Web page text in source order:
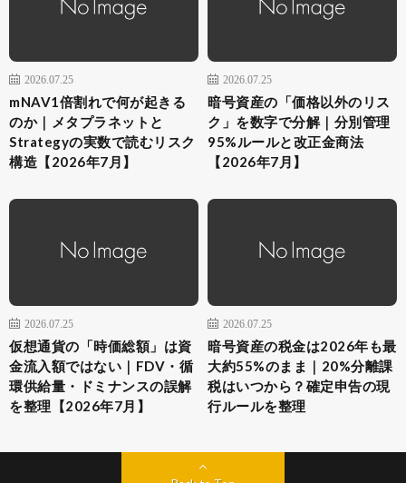
2026.07.25
mNAV1倍割れで何が起きる
のか｜メタプラネットと
Strategyの実数で読むリスク
構造【2026年7月】
2026.07.25
暗号資産の「価格以外のリス
ク」を数字で分解｜分別管理
95%ルールと改正金商法
【2026年7月】
2026.07.25
仮想通貨の「時価総額」は資
金流入額ではない｜FDV・循
環供給量・ドミナンスの誤解
を整理【2026年7月】
2026.07.25
暗号資産の税金は2026年も最
大約55%のまま｜20%分離課
税はいつから？確定申告の現
行ルールを整理